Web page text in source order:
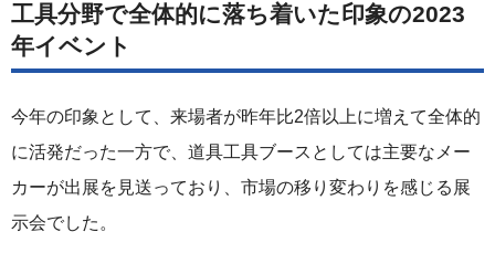
工具分野で全体的に落ち着いた印象の2023
年イベント
今年の印象として、来場者が昨年比2倍以上に増えて全体的
に活発だった一方で、道具工具ブースとしては主要なメー
カーが出展を見送っており、市場の移り変わりを感じる展
示会でした。